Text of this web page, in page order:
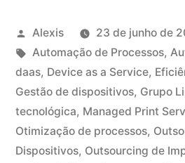
Alexis 23 de junho de
Automação de Processos,
daas, Device as a Service,
Gestão de dispositivos, Grupo
tecnológica, Managed Print
Otimização de processos,
Dispositivos, Outsourcing de